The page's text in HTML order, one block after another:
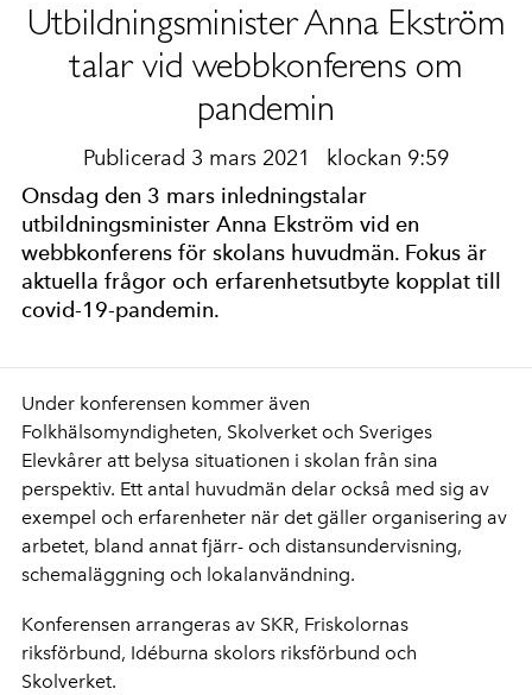
Utbildningsminister Anna Ekström
talar vid webbkonferens om
pandemin
Publicerad 3 mars 2021 klockan 9:59
Onsdag den 3 mars inledningstalar
utbildningsminister Anna Ekström vid en
webbkonferens för skolans huvudmän. Fokus är
aktuella frågor och erfarenhetsutbyte kopplat till
covid-19-pandemin.
Under konferensen kommer även
Folkhälsomyndigheten, Skolverket och Sveriges
Elevkårer att belysa situationen i skolan från sina
perspektiv. Ett antal huvudmän delar också med sig av
exempel och erfarenheter när det gäller organisering av
arbetet, bland annat fjärr- och distansundervisning,
schemaläggning och lokalanvändning.
Konferensen arrangeras av SKR, Friskolornas
riksförbund, Idéburna skolors riksförbund och
Skolverket.